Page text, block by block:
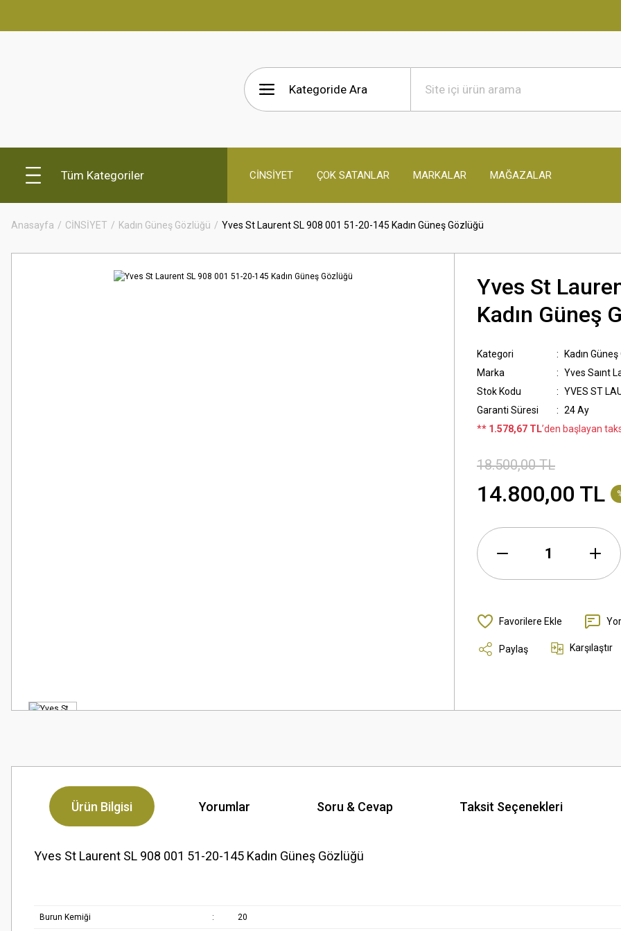
Tüm Kategoriler CİNSİYET ÇOK SATANLAR MARKALAR MAĞAZALAR
Anasayfa CİNSİYET Kadın Güneş Gözlüğü Yves St Laurent SL 908 001 51-20-145 Kadın Güneş Gözlüğü
Yves St
Kadın Güneş
Kategori
Kadın
Marka
Yves Saınt
Stok Kodu
YVES ST
Garanti Süresi
24 Ay
** 1.578,67 TL’den başlayan
18.500,00 TL
14.800,00 TL
Paylaş Karşılaştır
Ürün Bilgisi Yorumlar Soru & Cevap Taksit Seçenekleri
Yves St Laurent SL 908 001 51-20-145 Kadın Güneş Gözlüğü
Burun Kemiği : 20